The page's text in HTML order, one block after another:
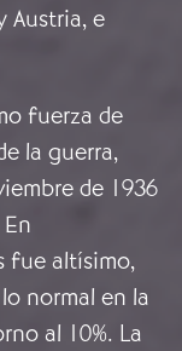
Austria, e
fuerza de
la guerra,
de 1936
fue altísimo,
normal en la
al 10%. La